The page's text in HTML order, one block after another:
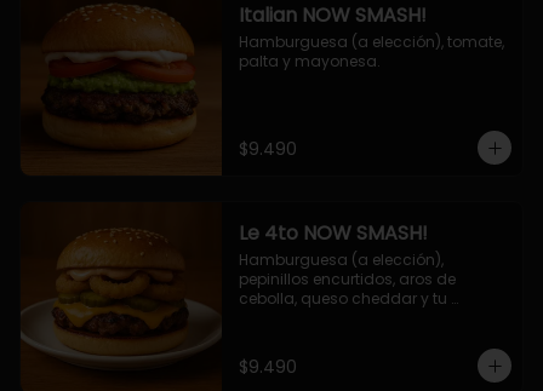
Italian NOW SMASH!
Hamburguesa (a elección), tomate,
palta y mayonesa.
$9.490
Le 4to NOW SMASH!
Hamburguesa (a elección),
pepinillos encurtidos, aros de
cebolla, queso cheddar y tu
$9.490